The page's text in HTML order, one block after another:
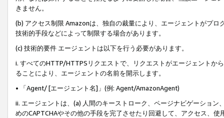
きません。
(b) アクセス制限 Amazonは、独自の裁量により、エージェントがプ
技術的手段などによって制限する場合があります。
(c) 技術的要件 エージェントは以下を行う必要があります。
i. すべてのHTTP/HTTPSリクエストで、リクエストがエージェントか
ることにより、エージェントの名前を開示します。
• 「Agent/ [エージェント名]」(例: Agent/AmazonAgent)
ii. エージェントは、(a) 人間のキーストローク、ページナビゲーショ
めのCAPTCHAやその他の手段を完了させたり回避して、アクセス、